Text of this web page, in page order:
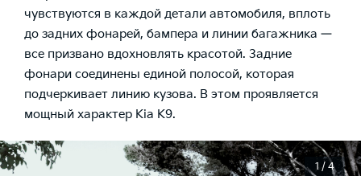
чувствуются в каждой детали автомобиля, вплоть
до задних фонарей, бампера и линии багажника —
все призвано вдохновлять красотой. Задние
фонари соединены единой полосой, которая
подчеркивает линию кузова. В этом проявляется
мощный характер Kia K9.
1 / 4